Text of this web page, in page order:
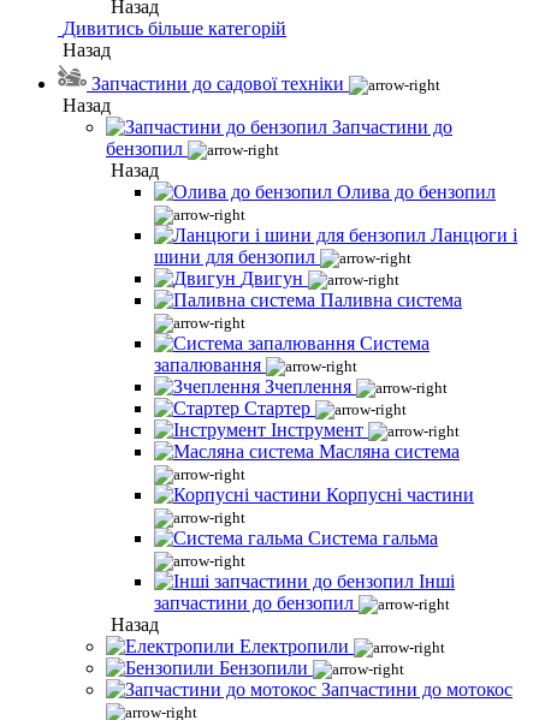
Назад
Дивитись більше категорій
Назад
Запчастини до садової техніки
Назад
Запчастини до
бензопил
Назад
Олива до бензопил
Ланцюги і
шини для бензопил
Двигун
Паливна система
Система
запалювання
Зчеплення
Стартер
Інструмент
Масляна система
Корпусні частини
Система гальма
Інші
запчастини до бензопил
Назад
Електропили
Бензопили
Запчастини до мотокос